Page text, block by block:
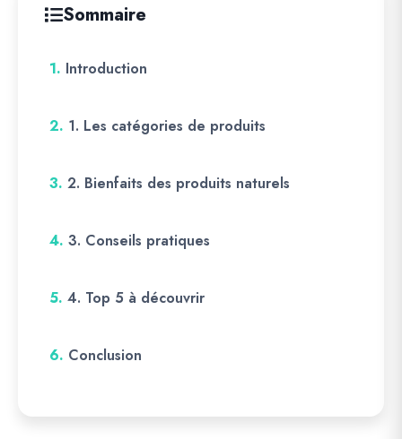
Sommaire
1. Introduction
2. 1. Les catégories de produits
3. 2. Bienfaits des produits naturels
4. 3. Conseils pratiques
5. 4. Top 5 à découvrir
6. Conclusion